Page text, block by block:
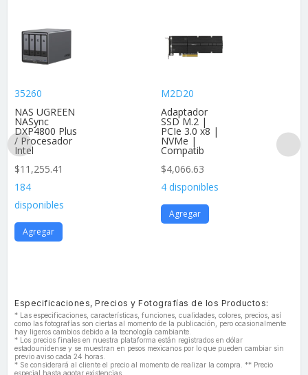
35260
NAS UGREEN
NASync
DXP4800 Plus
/ Procesador
Intel
$11,255.41
184
disponibles
Agregar
M2D20
Adaptador
SSD M.2 |
PCIe 3.0 x8 |
NVMe |
Compatib
$4,066.63
4 disponibles
Agregar
Especificaciones, Precios y Fotografías de los Productos:
* Las especificaciones, características, funciones, cualidades, colores, precios, así
como las fotografías son ciertas al momento de la publicación, pero ocasionalmente
hay ligeros cambios debido a la tecnología cambiante.
* Los precios finales en nuestra plataforma están registrados en dólar
estadounidense y se muestran en pesos mexicanos por lo que pueden cambiar sin
previo aviso cada 24 horas.
* Se considerará al cliente el precio al momento de realizar la compra. ** Precio
especial hasta agotar existencias.